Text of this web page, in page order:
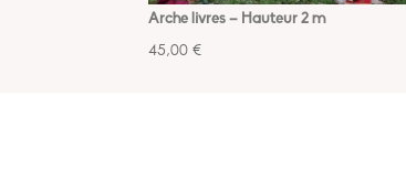
Arche livres – Hauteur 2 m
45,00€